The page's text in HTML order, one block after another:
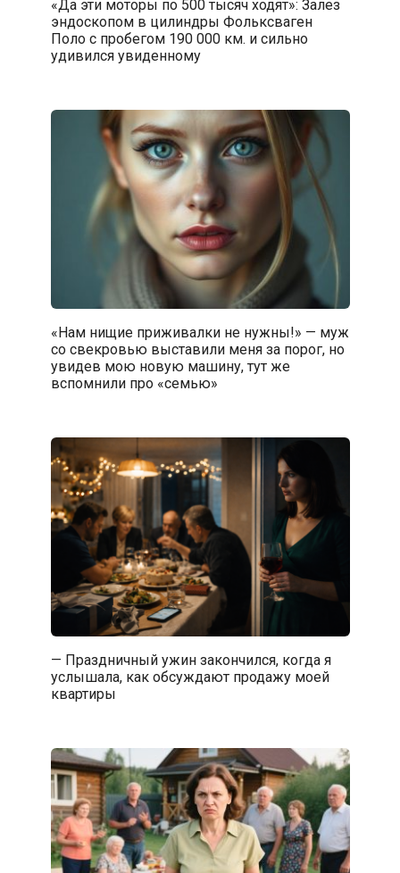
«Да эти моторы по 500 тысяч ходят»: Залез
эндоскопом в цилиндры Фольксваген
Поло с пробегом 190 000 км. и сильно
удивился увиденному
«Нам нищие приживалки не нужны!» — муж
со свекровью выставили меня за порог, но
увидев мою новую машину, тут же
вспомнили про «семью»
— Праздничный ужин закончился, когда я
услышала, как обсуждают продажу моей
квартиры